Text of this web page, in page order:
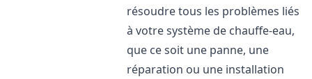
résoudre tous les problèmes liés
à votre système de chauffe-eau,
que ce soit une panne, une
réparation ou une installation